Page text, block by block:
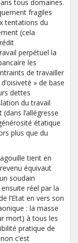
tous domaines.
fragiles
tentations du
(cela
perpétuel la
les
de travailler
» de base
dettes
du travail
l’allégresse
étatique
plus que du
tient en
équivaut
soudain
réel par la
l’Etat en vers son
: la masse
mort) à tous les
pratique de
c’est